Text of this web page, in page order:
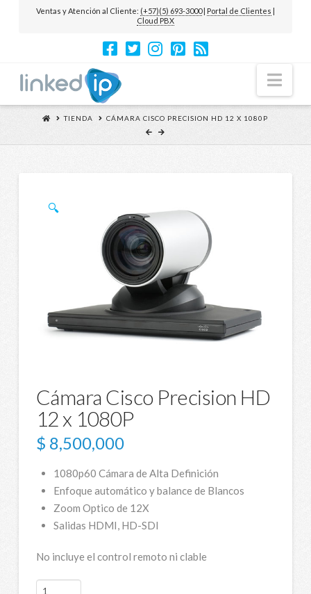
Ventas y Atención al Cliente: (+57)(5) 693-3000| Portal de Clientes |
Cloud PBX
TIENDA CÁMARA CISCO PRECISION HD 12 X 1080P
🔍
Cámara Cisco Precision HD
12 x 1080P
$ 8,500,000
1080p60 Cámara de Alta Definición
Enfoque automático y balance de Blancos
Zoom Optico de 12X
Salidas HDMI, HD-SDI
No incluye el control remoto ni clable
Cámara